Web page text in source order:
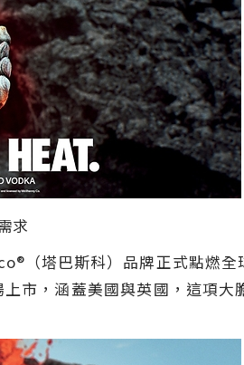
求
（塔巴斯科）品牌正式點燃全
市，涵蓋美國與英國，這項